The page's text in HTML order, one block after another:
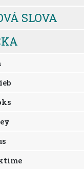
SLOVA